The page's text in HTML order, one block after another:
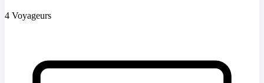
4 Voyageurs